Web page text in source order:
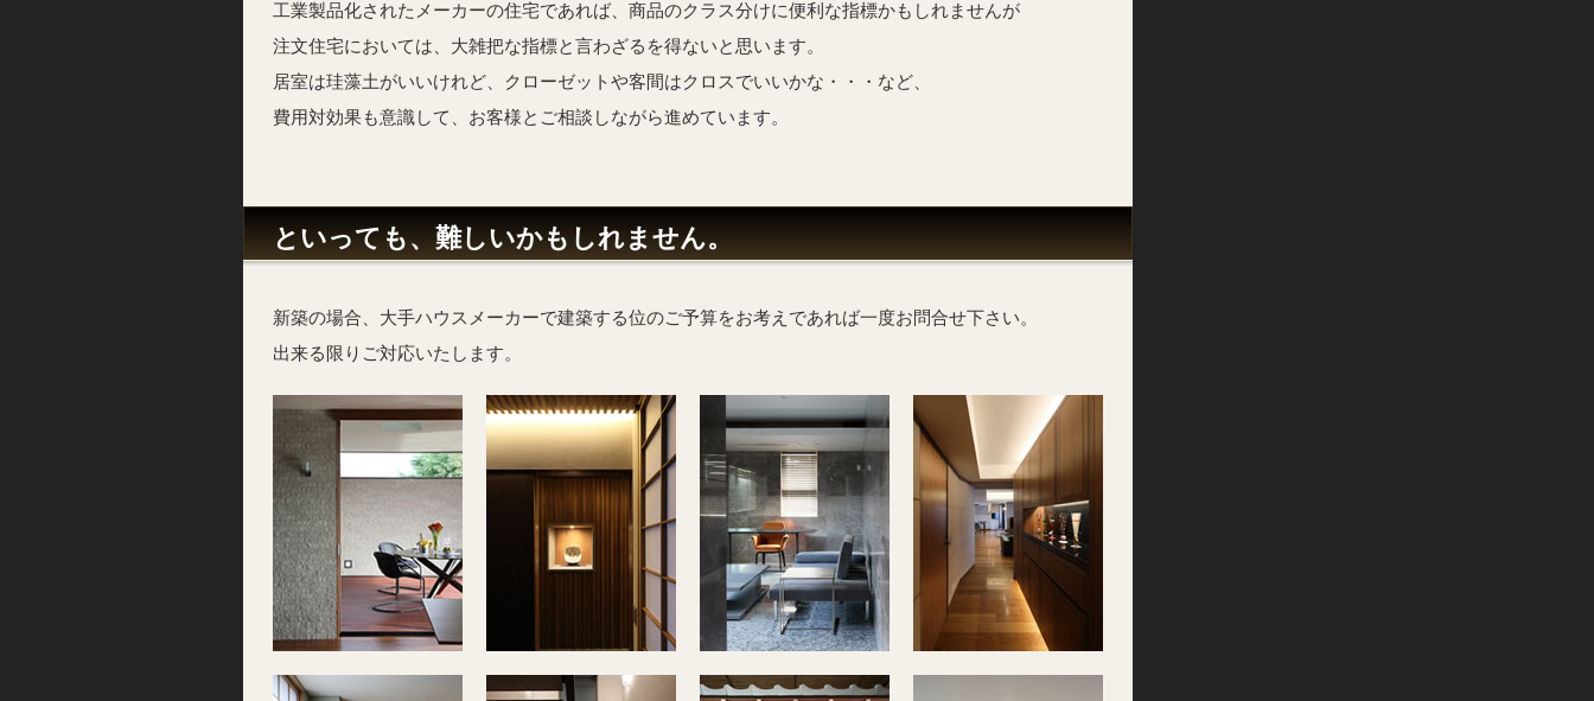
工業製品化されたメーカーの住宅であれば、商品のクラス分けに便利な指標かもしれませんが
注文住宅においては、大雑把な指標と言わざるを得ないと思います。
居室は珪藻土がいいけれど、クローゼットや客間はクロスでいいかな・・・など、
費用対効果も意識して、お客様とご相談しながら進めています。
といっても、難しいかもしれません。
新築の場合、大手ハウスメーカーで建築する位のご予算をお考えであれば一度お問合せ下さい。
出来る限りご対応いたします。